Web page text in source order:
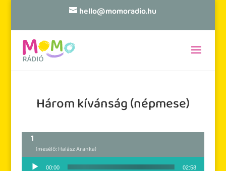
hello@momoradio.hu
Három kívánság (népmese)
(mesélő: Halász Aranka)
Audió lejátszó
00:00 02:58